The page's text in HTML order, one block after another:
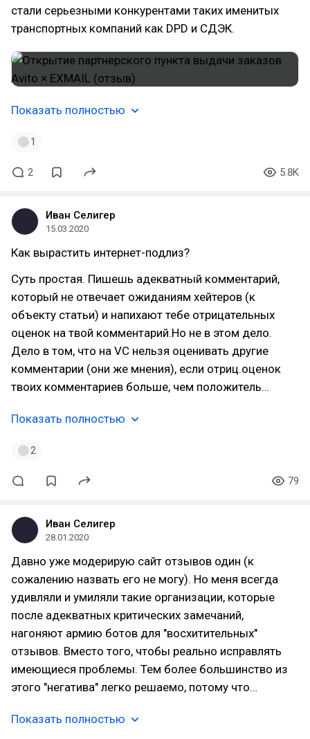
стали серьезными конкурентами таких именитых
транспортных компаний как DPD и СДЭК.
Показать полностью
1
2 5.8K
Иван Селигер
15.03.2020
Как вырастить интернет-подлиз?
Суть простая. Пишешь адекватный комментарий,
который не отвечает ожиданиям хейтеров (к
объекту статьи) и напихают тебе отрицательных
оценок на твой комментарий.Но не в этом дело.
Дело в том, что на VC нельзя оценивать другие
комментарии (они же мнения), если отриц.оценок
твоих комментариев больше, чем положитель…
Показать полностью
2
79
Иван Селигер
28.01.2020
Давно уже модерирую сайт отзывов один (к
сожалению назвать его не могу). Но меня всегда
удивляли и умиляли такие организации, которые
после адекватных критических замечаний,
нагоняют армию ботов для "восхитительных"
отзывов. Вместо того, чтобы реально исправлять
имеющиеся проблемы. Тем более большинство из
этого "негатива" легко решаемо, потому что…
Показать полностью